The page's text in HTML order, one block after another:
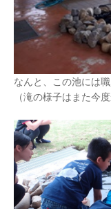
なんと、この池には
（滝の様子はまた今